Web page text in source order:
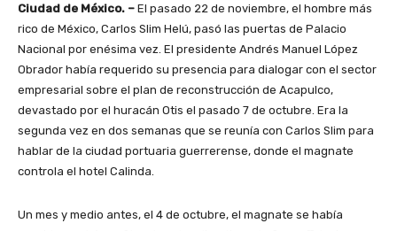
Ciudad de México. – El pasado 22 de noviembre, el hombre más
rico de México, Carlos Slim Helú, pasó las puertas de Palacio
Nacional por enésima vez. El presidente Andrés Manuel López
Obrador había requerido su presencia para dialogar con el sector
empresarial sobre el plan de reconstrucción de Acapulco,
devastado por el huracán Otis el pasado 7 de octubre. Era la
segunda vez en dos semanas que se reunía con Carlos Slim para
hablar de la ciudad portuaria guerrerense, donde el magnate
controla el hotel Calinda.
Un mes y medio antes, el 4 de octubre, el magnate se había